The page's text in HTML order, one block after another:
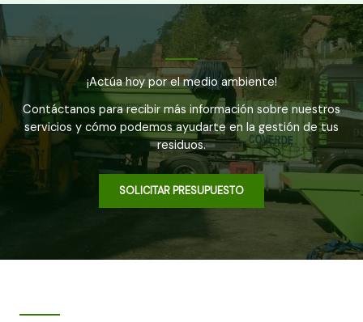
¡Actúa hoy por el medio ambiente!
Contáctanos para recibir más información sobre nuestros
servicios y cómo podemos ayudarte en la gestión de tus
residuos.
SOLICITAR PRESUPUESTO